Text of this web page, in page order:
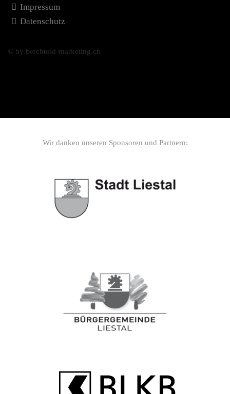
Impressum
Datenschutz
© by berchtold-marketing.ch
Wir danken unseren Sponsoren und Partnern: